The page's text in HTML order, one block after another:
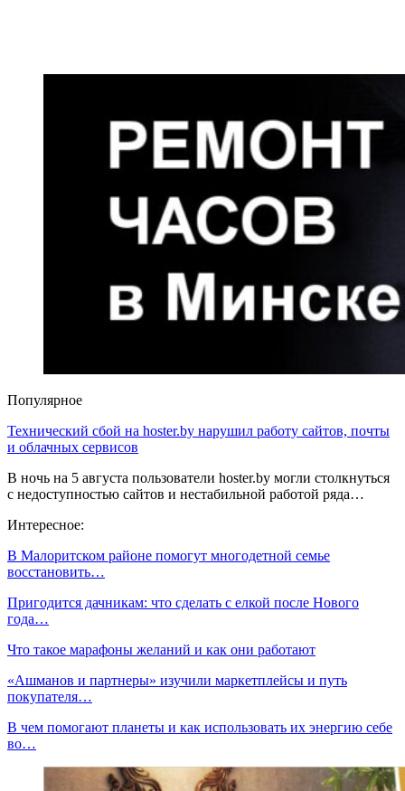
Популярное
Технический сбой на hoster.by нарушил работу сайтов, почты
и облачных сервисов
В ночь на 5 августа пользователи hoster.by могли столкнуться
с недоступностью сайтов и нестабильной работой ряда…
Интересное:
В Малоритском районе помогут многодетной семье
восстановить…
Пригодится дачникам: что сделать с елкой после Нового
года…
Что такое марафоны желаний и как они работают
«Ашманов и партнеры» изучили маркетплейсы и путь
покупателя…
В чем помогают планеты и как использовать их энергию себе
во…